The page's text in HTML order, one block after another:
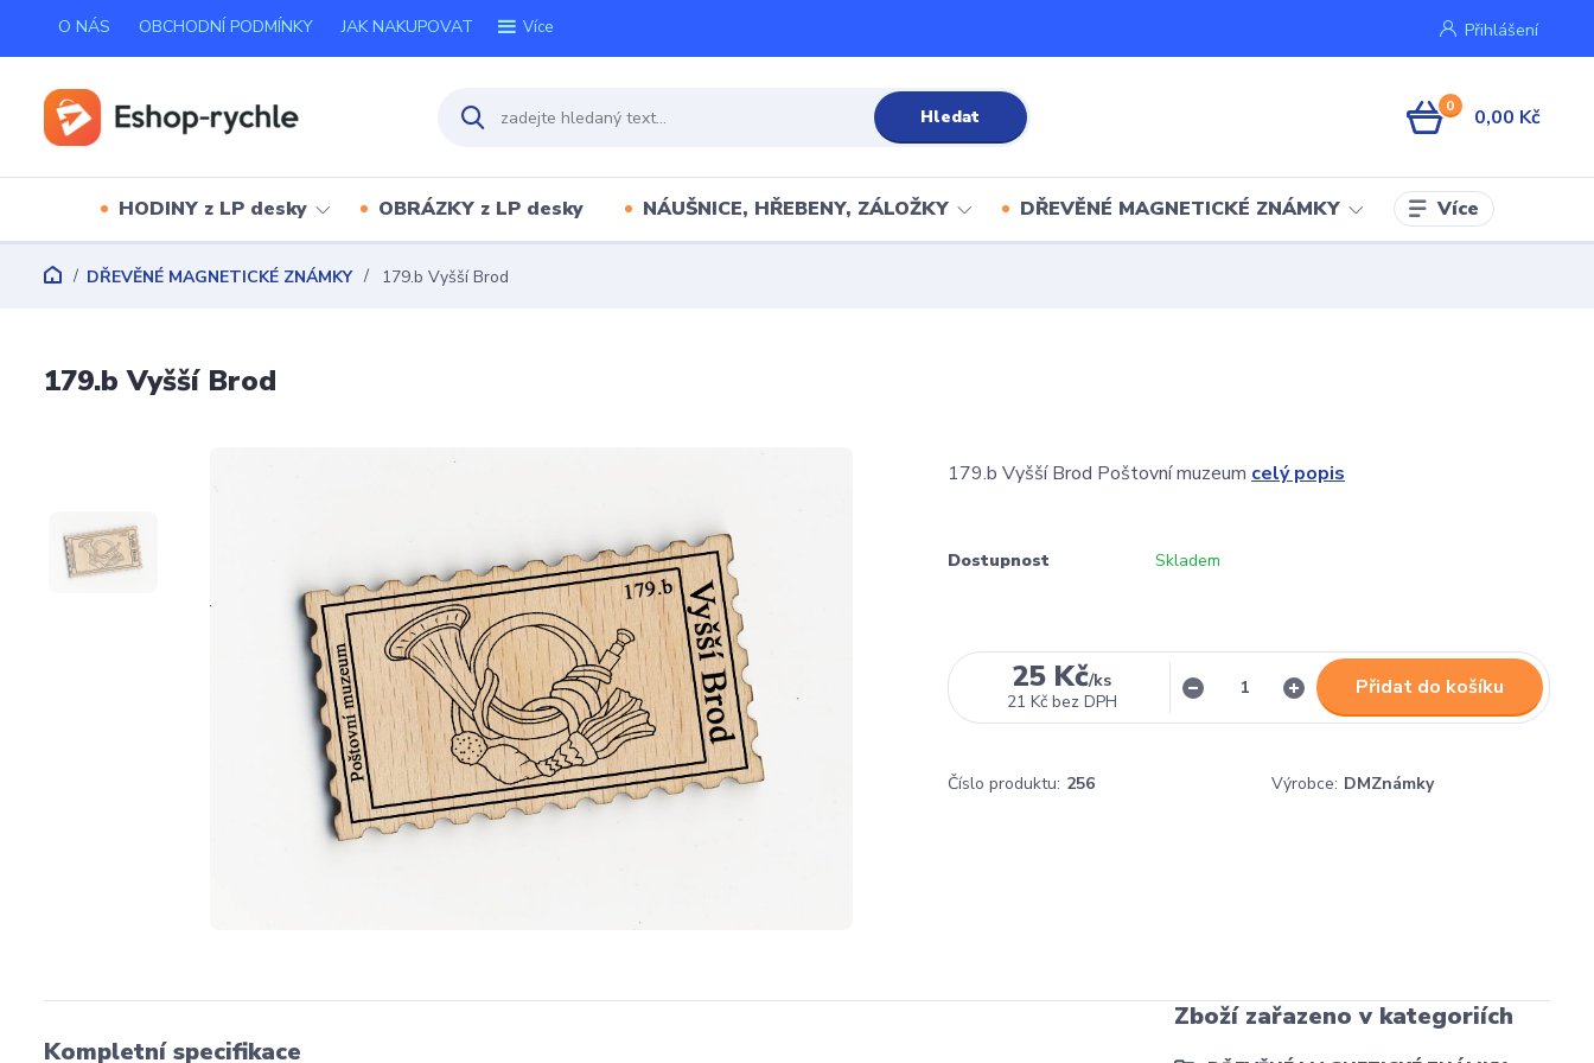
O NÁS OBCHODNÍ PODMÍNKY JAK NAKUPOVAT Více Přihlášení
Hledat 0 0,00 Kč
HODINY z LP desky OBRÁZKY z LP desky NÁUŠNICE, HŘEBENY, ZÁLOŽKY DŘEVĚNÉ MAGNETICKÉ ZNÁMKY Více
DŘEVĚNÉ MAGNETICKÉ ZNÁMKY 179.b Vyšší Brod
179.b Vyšší Brod
179.b Vyšší Brod Poštovní muzeum celý popis
Dostupnost Skladem
25 Kč/ks
21 Kč bez DPH
Přidat do košíku
Číslo produktu: 256 Výrobce: DMZnámky
Kompletní specifikace
Zboží zařazeno v kategoriích